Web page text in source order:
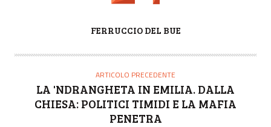
T
FERRUCCIO DEL BUE
ARTICOLO PRECEDENTE
LA 'NDRANGHETA IN EMILIA. DALLA
CHIESA: POLITICI TIMIDI E LA MAFIA
PENETRA